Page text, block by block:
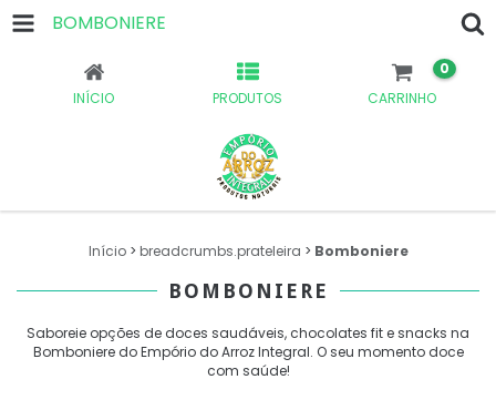
BOMBONIERE
INÍCIO PRODUTOS CARRINHO
0
Início > breadcrumbs.prateleira > Bomboniere
BOMBONIERE
Saboreie opções de doces saudáveis, chocolates fit e snacks na
Bomboniere do Empório do Arroz Integral. O seu momento doce
com saúde!